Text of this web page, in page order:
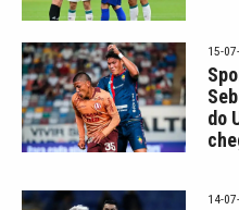
15-
do
14-